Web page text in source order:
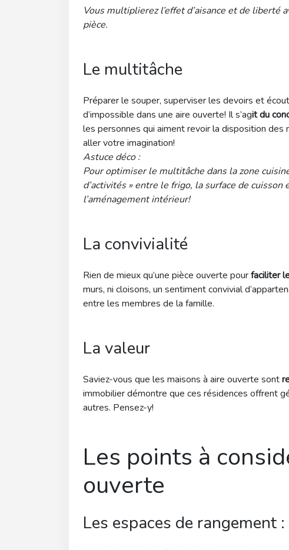
Vous multiplierez l’effet d’aisance et de
pièce.
Le multitâche
Préparer le souper, superviser les devoirs et
d’impossible dans une aire ouverte! Il s’agit du
les personnes qui aiment revoir la disposition
aller votre imagination!
Astuce déco :
Pour optimiser le multitâche dans la zone
d’activités » entre le frigo, la surface de cuisson
l’aménagement intérieur!
La convivialité
Rien de mieux qu’une pièce ouverte pourfaciliter
murs, ni cloisons, un sentiment convivial
entre les membres de la famille.
La valeur
Saviez-vous que les maisons à aire ouverte sont
immobilier démontre que ces résidences offrent
autres. Pensez-y!
Les points à
ouverte
Les espaces de rangement